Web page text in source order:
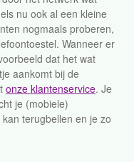
nu ook al een kleine
nogmaals proberen,
Wanneer er
dat het wat
aankomt bij de
onze klantenservice. Je
je (mobiele)
terugbellen en je zo